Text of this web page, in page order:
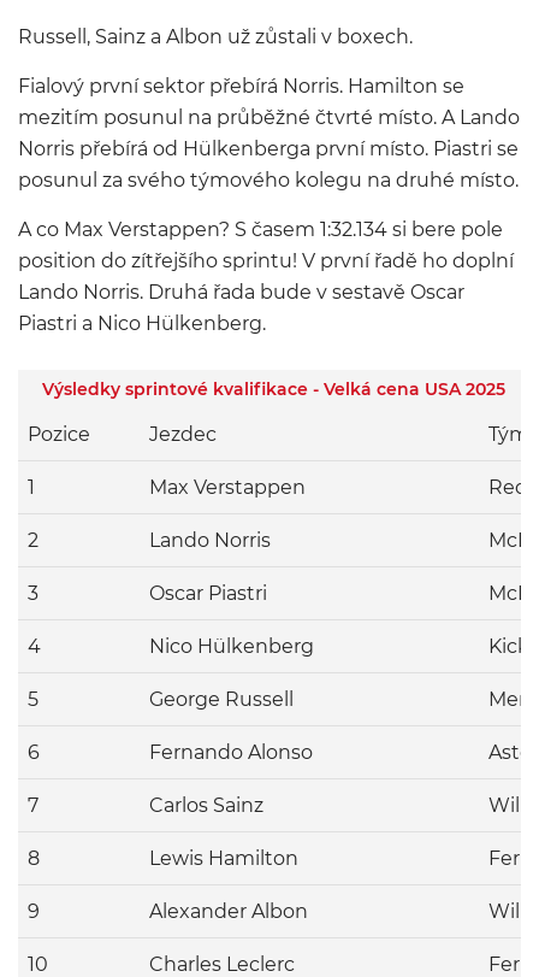
Russell, Sainz a Albon už zůstali v boxech.
Fialový první sektor přebírá Norris. Hamilton se
mezitím posunul na průběžné čtvrté místo. A Lando
Norris přebírá od Hülkenberga první místo. Piastri se
posunul za svého týmového kolegu na druhé místo.
A co Max Verstappen? S časem 1:32.134 si bere pole
position do zítřejšího sprintu! V první řadě ho doplní
Lando Norris. Druhá řada bude v sestavě Oscar
Piastri a Nico Hülkenberg.
Výsledky sprintové kvalifikace - Velká cena USA 2025
Pozice Jezdec Tým
1 Max Verstappen Red
2 Lando Norris
3 Oscar Piastri
4 Nico Hülkenberg Kick
5 George Russell
6 Fernando Alonso
7 Carlos Sainz
8 Lewis Hamilton
9 Alexander Albon
10 Charles Leclerc